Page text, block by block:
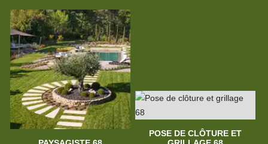
POSE DE CLÔTURE ET